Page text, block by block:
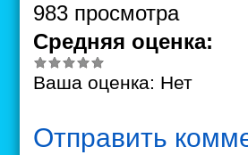
983 просмотра
Средняя оценка:
Ваша оценка: Нет
Отправить